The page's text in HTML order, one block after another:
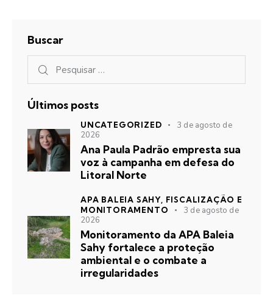
Buscar
Últimos posts
UNCATEGORIZED
3 de agosto de
2026
Ana Paula Padrão empresta sua
voz à campanha em defesa do
Litoral Norte
APA BALEIA SAHY, FISCALIZAÇÃO E
MONITORAMENTO
3 de agosto de
2026
Monitoramento da APA Baleia
Sahy fortalece a proteção
ambiental e o combate a
irregularidades